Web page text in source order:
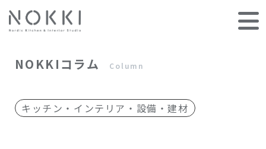
NOKKIコラム Column
キッチン・インテリア・設備・建材